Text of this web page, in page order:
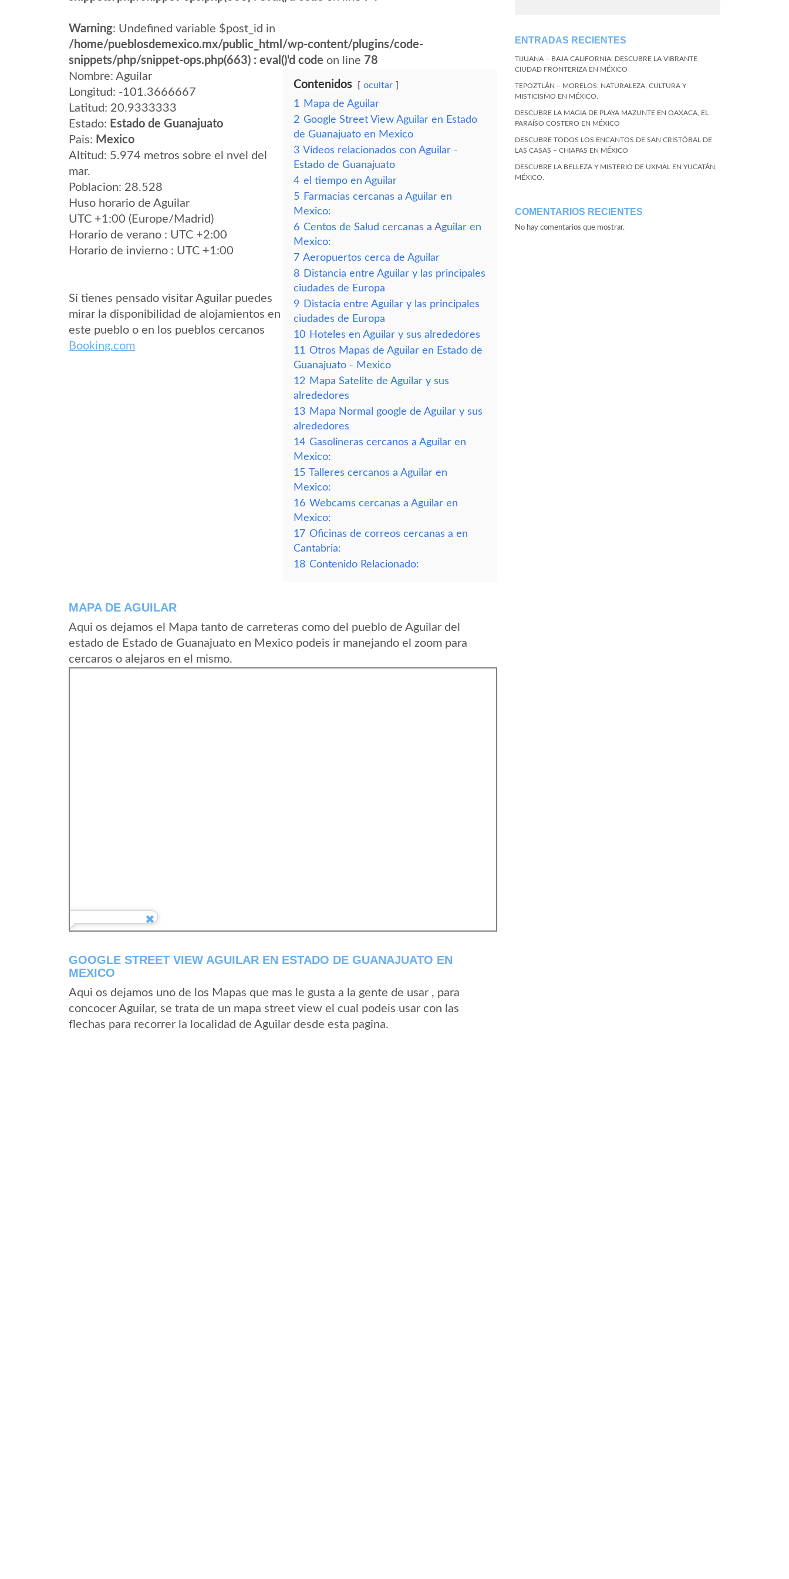
Warning: Undefined variable $post_id in
/home/pueblosdemexico.mx/public_html/wp-content/plugins/code-
snippets/php/snippet-ops.php(663) : eval()'d code on line 78
Nombre: Aguilar
Longitud: -101.3666667
Latitud: 20.9333333
Estado: Estado de Guanajuato
Pais: Mexico
Altitud: 5.974 metros sobre el nvel del
mar.
Poblacion: 28.528
Huso horario de Aguilar
UTC +1:00 (Europe/Madrid)
Horario de verano : UTC +2:00
Horario de invierno : UTC +1:00
Si tienes pensado visitar Aguilar puedes
mirar la disponibilidad de alojamientos en
este pueblo o en los pueblos cercanos
Booking.com
Contenidos ocultar
1
Mapa de Aguilar
2 Google Street View Aguilar en Estado
de Guanajuato en Mexico
3 Vídeos relacionados con Aguilar -
Estado de Guanajuato
4 el tiempo en Aguilar
5 Farmacias cercanas a Aguilar en
Mexico:
6 Centos de Salud cercanas a Aguilar en
Mexico:
7 Aeropuertos cerca de Aguilar
8 Distancia entre Aguilar y las principales
ciudades de Europa
9 Distacia entre Aguilar y las principales
ciudades de Europa
10 Hoteles en Aguilar y sus alrededores
11 Otros Mapas de Aguilar en Estado de
Guanajuato - Mexico
12 Mapa Satelite de Aguilar y sus
alrededores
13 Mapa Normal google de Aguilar y sus
alrededores
14 Gasolineras cercanos a Aguilar en
Mexico:
15 Talleres cercanos a Aguilar en
Mexico:
16 Webcams cercanas a Aguilar en
Mexico:
17 Oficinas de correos cercanas a en
Cantabria:
18 Contenido Relacionado:
MAPA DE AGUILAR
Aqui os dejamos el Mapa tanto de carreteras como del pueblo de Aguilar del
estado de Estado de Guanajuato en Mexico podeis ir manejando el zoom para
cercaros o alejaros en el mismo.
GOOGLE STREET VIEW AGUILAR EN ESTADO DE GUANAJUATO EN
MEXICO
Aqui os dejamos uno de los Mapas que mas le gusta a la gente de usar , para
concocer Aguilar, se trata de un mapa street view el cual podeis usar con las
flechas para recorrer la localidad de Aguilar desde esta pagina.
ENTRADAS RECIENTES
TIJUANA – BAJA CALIFORNIA: DESCUBRE LA VIBRANTE
CIUDAD FRONTERIZA EN MÉXICO
TEPOZTLÁN – MORELOS: NATURALEZA, CULTURA Y
MISTICISMO EN MÉXICO.
DESCUBRE LA MAGIA DE PLAYA MAZUNTE EN OAXACA, EL
PARAÍSO COSTERO EN MÉXICO
DESCUBRE TODOS LOS ENCANTOS DE SAN CRISTÓBAL DE
LAS CASAS – CHIAPAS EN MÉXICO
DESCUBRE LA BELLEZA Y MISTERIO DE UXMAL EN YUCATÁN,
MÉXICO.
COMENTARIOS RECIENTES
No hay comentarios que mostrar.